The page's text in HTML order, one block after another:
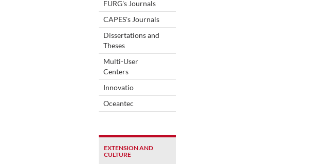
FURG's Journals
CAPES's Journals
Dissertations and
Theses
Multi-User
Centers
Innovatio
Oceantec
EXTENSION AND
CULTURE